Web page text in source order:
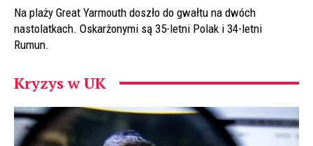
Na plaży Great Yarmouth doszło do gwałtu na dwóch
nastolatkach. Oskarżonymi są 35-letni Polak i 34-letni
Rumun.
Kryzys w UK